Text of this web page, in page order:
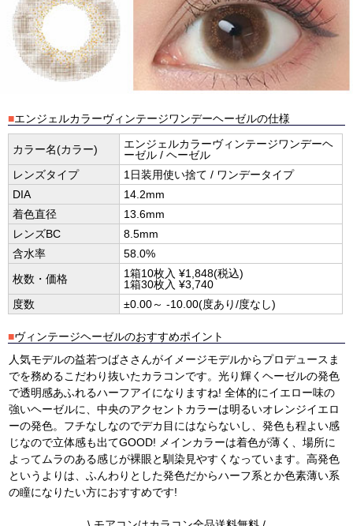
■エンジェルカラーヴィンテージワンデーヘーゼルの仕様
カラー名(カラー)
エンジェルカラーヴィンテージワンデーヘ
ーゼル / ヘーゼル
レンズタイプ
1日装用使い捨て / ワンデータイプ
DIA
14.2mm
着色直径
13.6mm
レンズBC
8.5mm
含水率
58.0%
枚数・価格
1箱10枚入 ¥1,848(税込)
1箱30枚入 ¥3,740
度数
±0.00～ -10.00(度あり/度なし)
■ヴィンテージヘーゼルのおすすめポイント
人気モデルの益若つばささんがイメージモデルからプロデュースま
でを務めるこだわり抜いたカラコンです。光り輝くヘーゼルの発色
で透明感あふれるハーフアイになりますね! 全体的にイエロー味の
強いヘーゼルに、中央のアクセントカラーは明るいオレンジイエロ
ーの発色。フチなしなのでデカ目にはならないし、発色も程よい感
じなので立体感も出てGOOD! メインカラーは着色が薄く、場所に
よってムラのある感じが裸眼と馴染見やすくなっています。高発色
というよりは、ふんわりとした発色だからハーフ系とか色素薄い系
の瞳になりたい方におすすめです!